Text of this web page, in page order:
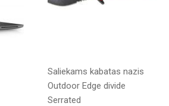
Saliekams kabatas nazis
Outdoor Edge divide
Serrated